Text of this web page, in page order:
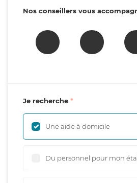
Nos conseillers vous
Je recherche
Une aide à domicile
Du personnel pour mon